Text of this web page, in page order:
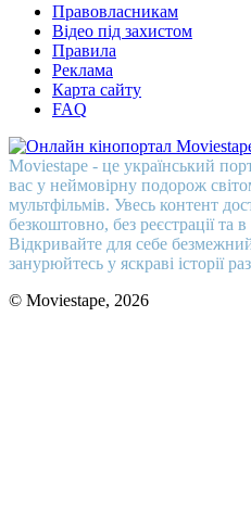
Правовласникам
Відео під захистом
Правила
Реклама
Карта сайту
FAQ
Moviestape - це український
вас у неймовірну подорож
мультфільмів. Увесь контент
безкоштовно, без реєстрації та
Відкривайте для себе
занурюйтесь у яскраві історії
© Moviestape, 2026